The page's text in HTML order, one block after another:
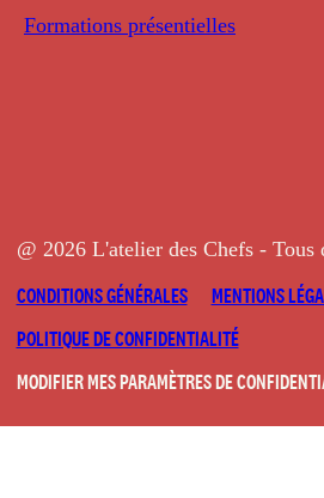
Formations présentielles
@ 2026 L'atelier des Chefs - Tous
CONDITIONS GÉNÉRALES
MENTIONS
POLITIQUE DE CONFIDENTIALITÉ
MODIFIER MES PARAMÈTRES DE